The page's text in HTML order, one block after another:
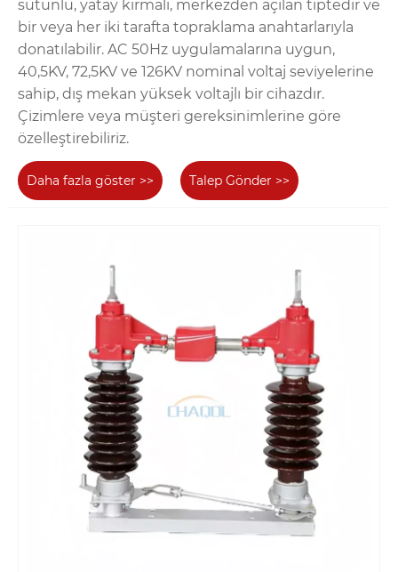
sütunlu, yatay kırmalı, merkezden açılan tiptedir ve
bir veya her iki tarafta topraklama anahtarlarıyla
donatılabilir. AC 50Hz uygulamalarına uygun,
40,5KV, 72,5KV ve 126KV nominal voltaj seviyelerine
sahip, dış mekan yüksek voltajlı bir cihazdır.
Çizimlere veya müşteri gereksinimlerine göre
özelleştirebiliriz.
Daha fazla göster >> Talep Gönder >>